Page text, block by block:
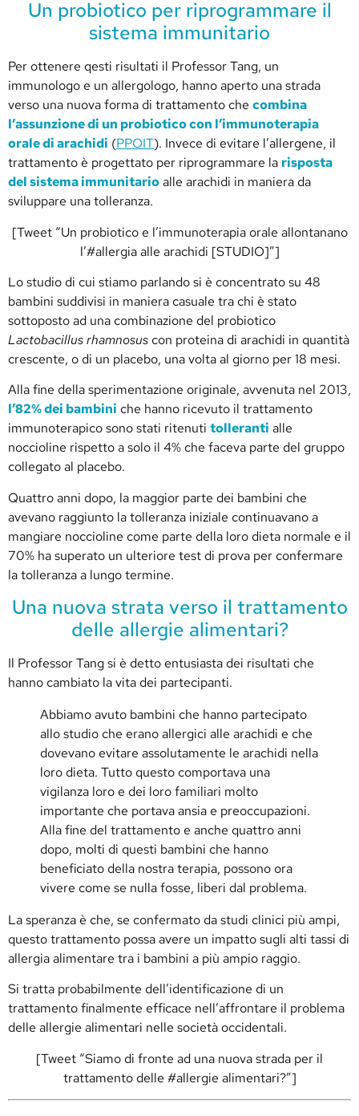
Un probiotico per riprogrammare il
sistema immunitario
Per ottenere qesti risultati il Professor Tang, un
immunologo e un allergologo, hanno aperto una strada
verso una nuova forma di trattamento che combina
l’assunzione di un probiotico con l’immunoterapia
orale di arachidi (PPOIT). Invece di evitare l’allergene, il
trattamento è progettato per riprogrammare la risposta
del sistema immunitarioalle arachidi in maniera da
sviluppare una tolleranza.
[Tweet “Un probiotico e l’immunoterapia orale allontanano
l’#allergia alle arachidi [STUDIO]”]
Lo studio di cui stiamo parlando si è concentrato su 48
bambini suddivisi in maniera casuale tra chi è stato
sottoposto ad una combinazione del probiotico
Lactobacillus rhamnosuscon proteina di arachidi in quantità
crescente, o di un placebo, una volta al giorno per 18 mesi.
Alla fine della sperimentazione originale, avvenuta nel 2013,
l’82% dei bambini che hanno ricevuto il trattamento
immunoterapico sono stati ritenuti tolleranti alle
noccioline rispetto a solo il 4% che faceva parte del gruppo
collegato al placebo.
Quattro anni dopo, la maggior parte dei bambini che
avevano raggiunto la tolleranza iniziale continuavano a
mangiare noccioline come parte della loro dieta normale e il
70% ha superato un ulteriore test di prova per confermare
la tolleranza a lungo termine.
Una nuova strata verso il trattamento
delle allergie alimentari?
Il Professor Tang si è detto entusiasta dei risultati che
hanno cambiato la vita dei partecipanti.
Abbiamo avuto bambini che hanno partecipato
allo studio che erano allergici alle arachidi e che
dovevano evitare assolutamente le arachidi nella
loro dieta. Tutto questo comportava una
vigilanza loro e dei loro familiari molto
importante che portava ansia e preoccupazioni.
Alla fine del trattamento e anche quattro anni
dopo, molti di questi bambini che hanno
beneficiato della nostra terapia, possono ora
vivere come se nulla fosse, liberi dal problema.
La speranza è che, se confermato da studi clinici più ampi,
questo trattamento possa avere un impatto sugli alti tassi di
allergia alimentare tra i bambini a più ampio raggio.
Si tratta probabilmente dell’identificazione di un
trattamento finalmente efficace nell’affrontare il problema
delle allergie alimentari nelle società occidentali.
[Tweet “Siamo di fronte ad una nuova strada per il
trattamento delle #allergie alimentari?”]